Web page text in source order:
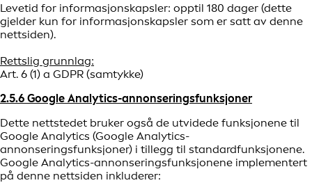
Levetid for informasjonskapsler: opptil 180 dager (dette
gjelder kun for informasjonskapsler som er satt av denne
nettsiden).
Rettslig grunnlag:
Art. 6 (1) a GDPR (samtykke)
2.5.6 Google Analytics-annonseringsfunksjoner
Dette nettstedet bruker også de utvidede funksjonene til
Google Analytics (Google Analytics-
annonseringsfunksjoner) i tillegg til standardfunksjonene.
Google Analytics-annonseringsfunksjonene implementert
på denne nettsiden inkluderer: